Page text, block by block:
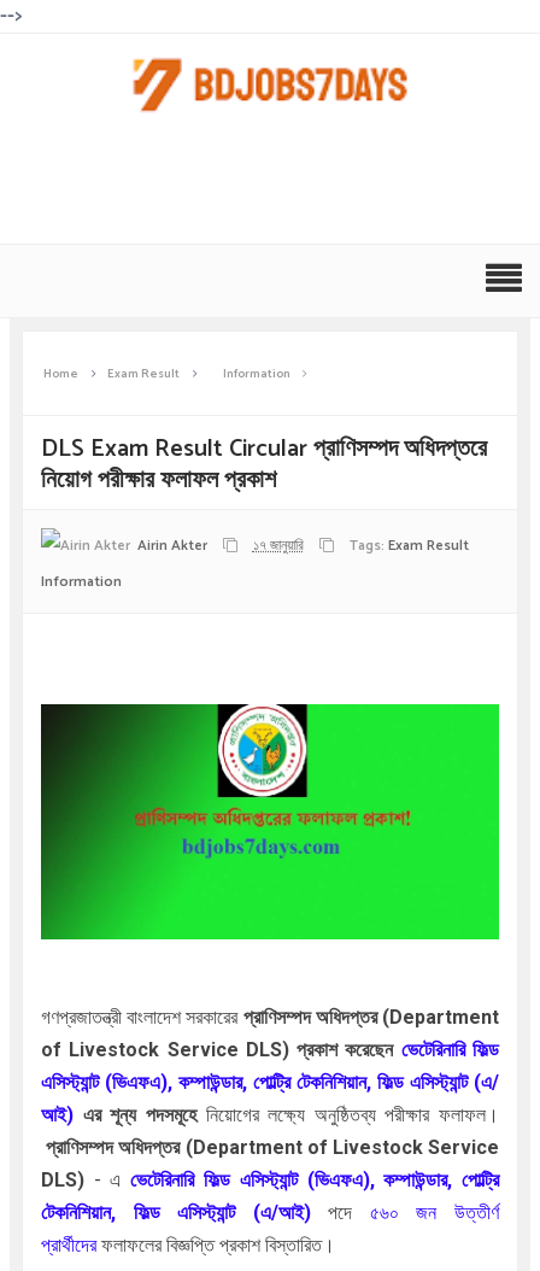
-->
Home Exam Result Information
DLS Exam Result Circular প্রাণিসম্পদ অধিদপ্তরে
নিয়োগ পরীক্ষার ফলাফল প্রকাশ
Airin Akter ১৭ জানুয়ারি Tags: Exam Result
Information
গণপ্রজাতন্ত্রী বাংলাদেশ সরকারের প্রাণিসম্পদ অধিদপ্তর (Department
of Livestock Service DLS) প্রকাশ করেছেন ভেটেরিনারি ফিল্ড
এসিস্ট্যান্ট (ভিএফএ), কম্পাউন্ডার, পোল্ট্রি টেকনিশিয়ান, ফিল্ড এসিস্ট্যান্ট (এ/
আই)এর শূন্যপদসমূহেনিয়োগের লক্ষ্যে অনুষ্ঠিতব্য পরীক্ষার ফলাফল।
প্রাণিসম্পদ অধিদপ্তর (Department of Livestock Service
DLS) - এভেটেরিনারি ফিল্ড এসিস্ট্যান্ট (ভিএফএ), কম্পাউন্ডার, পোল্ট্রি
টেকনিশিয়ান, ফিল্ড এসিস্ট্যান্ট (এ/আই)পদে ৫৬০ জন উত্তীর্ণ
প্রার্থীদের ফলাফলের বিজ্ঞপ্তি প্রকাশ বিস্তারিত।